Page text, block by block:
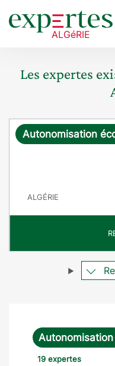
Les expertes
R
ê
e
Autonomisation
19 expertes